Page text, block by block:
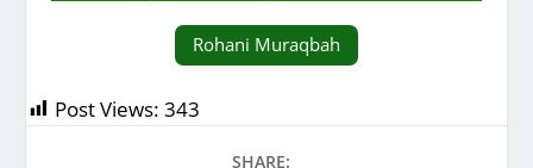
Rohani Muraqbah
Post Views: 343
SHARE: